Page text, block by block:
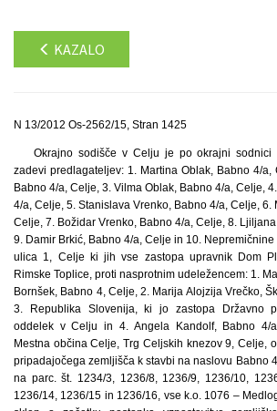
KAZALO
N 13/2012 Os-2562/15, Stran 1425
Okrajno sodišče v Celju je po okrajni sodnici
zadevi predlagateljev: 1. Martina Oblak, Babno 4/a,
Babno 4/a, Celje, 3. Vilma Oblak, Babno 4/a, Celje,
4/a, Celje, 5. Stanislava Vrenko, Babno 4/a, Celje, 6.
Celje, 7. Božidar Vrenko, Babno 4/a, Celje, 8.
9. Damir Brkić, Babno 4/a, Celje in 10.
ulica 1, Celje ki jih vse zastopa upravnik Dom
Rimske Toplice, proti nasprotnim udeležencem: 1.
Bornšek, Babno 4, Celje, 2. Marija Alojzija Vrečko,
3. Republika Slovenija, ki jo zastopa Državno
oddelek v Celju in 4. Angela Kandolf, Babno 4/
Mestna občina Celje, Trg Celjskih knezov 9, Celje,
pripadajočega zemljišča k stavbi na naslovu Babno
na parc. št. 1234/3, 1236/8, 1236/9, 1236/10,
1236/14, 1236/15 in 1236/16, vse k.o. 1076 –